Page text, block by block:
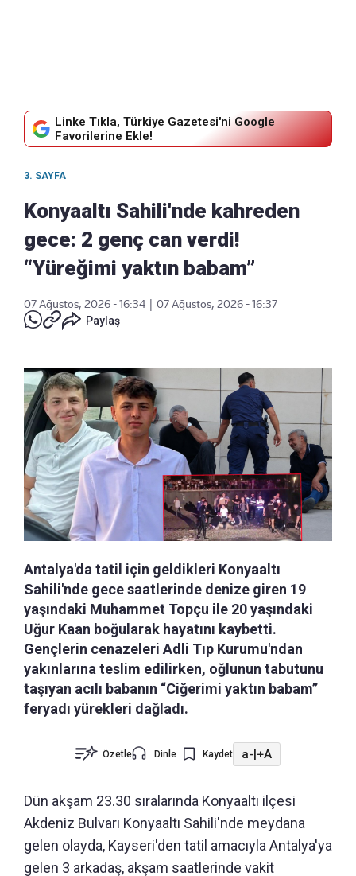
Linke Tıkla, Türkiye Gazetesi'ni Google
Favorilerine Ekle!
3. SAYFA
Konyaaltı Sahili'nde kahreden
gece: 2 genç can verdi!
“Yüreğimi yaktın babam”
07 Ağustos, 2026 - 16:34
07 Ağustos, 2026 - 16:37
Paylaş
Antalya'da tatil için geldikleri Konyaaltı
Sahili'nde gece saatlerinde denize giren 19
yaşındaki Muhammet Topçu ile 20 yaşındaki
Uğur Kaan boğularak hayatını kaybetti.
Gençlerin cenazeleri Adli Tıp Kurumu'ndan
yakınlarına teslim edilirken, oğlunun tabutunu
taşıyan acılı babanın “Ciğerimi yaktın babam”
feryadı yürekleri dağladı.
Özetle Dinle Kaydet a-|+A
Dün akşam 23.30 sıralarında Konyaaltı ilçesi
Akdeniz Bulvarı Konyaaltı Sahili'nde meydana
gelen olayda, Kayseri'den tatil amacıyla Antalya'ya
gelen 3 arkadaş, akşam saatlerinde vakit